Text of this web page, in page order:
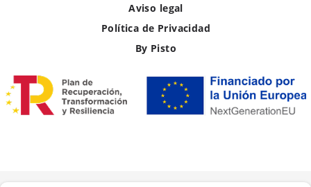
Aviso legal
Política de Privacidad
By Pisto